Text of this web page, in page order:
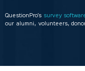
QuestionPro’s survey
our alumni, volunteers,